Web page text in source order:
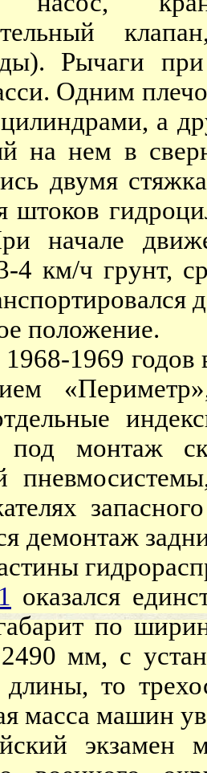
Рычаги
Одним
а
на нем в
двумя
штоков
начале
4 км/ч грунт,
положение.
1969 годов
под монтаж
демонтаж
оказался
по
2490 мм, с
длины, то
масса машин
экзамен